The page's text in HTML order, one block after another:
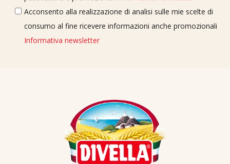
Acconsento alla realizzazione di analisi sulle mie scelte di
consumo al fine ricevere informazioni anche promozionali
Informativa newsletter